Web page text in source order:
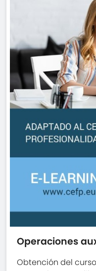
Operaciones
Obtención del